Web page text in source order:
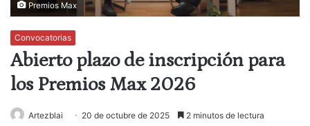
Premios Max
Convocatorias
Abierto plazo de inscripción para
los Premios Max 2026
Artezblai 20 de octubre de 2025 2 minutos de lectura